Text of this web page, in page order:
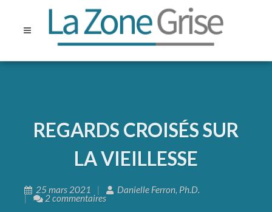
REGARDS CROISÉS SUR
LA VIEILLESSE
25 mars 2021 Danielle Ferron, Ph.D.
2 commentaires